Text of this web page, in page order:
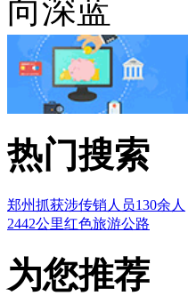
向深蓝
热门搜索
郑州抓获涉传销人员130余人
2442公里红色旅游公路
为您推荐